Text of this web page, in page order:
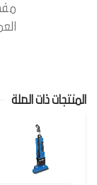
المنتجات ذات الصلة